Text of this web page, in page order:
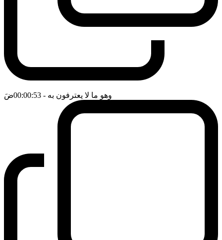
وهو ما لا يعترفون به - 00:00:53 ضَ